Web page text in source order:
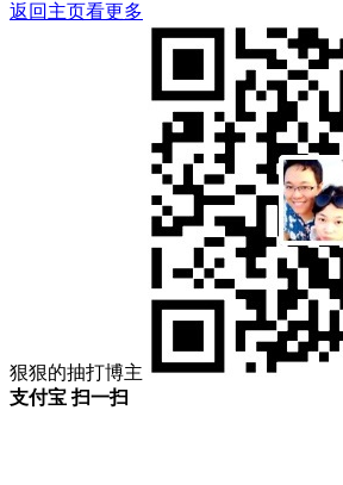
返回主页看更多
狠狠的抽打博主
支付宝 扫一扫